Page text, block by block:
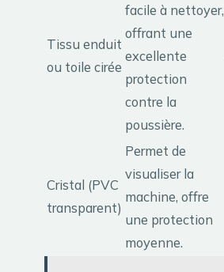
Tissu enduit
ou toile cirée
facile à nettoyer,
offrant une
excellente
protection
contre la
poussière.
Cristal (PVC
transparent)
Permet de
visualiser la
machine, offre
une protection
moyenne.